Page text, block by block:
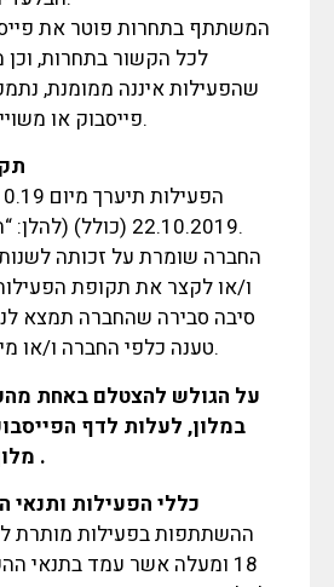
לכל הקשור בתחרות, וכן
שהפעילות איננה ממומנת,
פייסבוק או משוייכת אליה בכל דרך.
2.
22.10.2019 (כולל) (להלן: “תקופת הפעילות”).
ו/או לקצר את תקופת
סיבה סבירה שהחברה תמצא
טענה כלפי החברה ו/או מי מטעמה בעניין זה.
במלון, לעלות לדף
מלון צובה/ יקב צובה .
4. כללי הפעילות
18 ומעלה אשר עמד בתנאי